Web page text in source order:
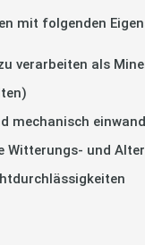
mit folgenden
verarbeiten als
mechanisch
Witterungs- und